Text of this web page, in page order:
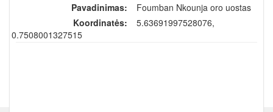
Pavadinimas:
Foumban Nkounja oro uostas
Koordinatės:
5.63691997528076,
10.7508001327515